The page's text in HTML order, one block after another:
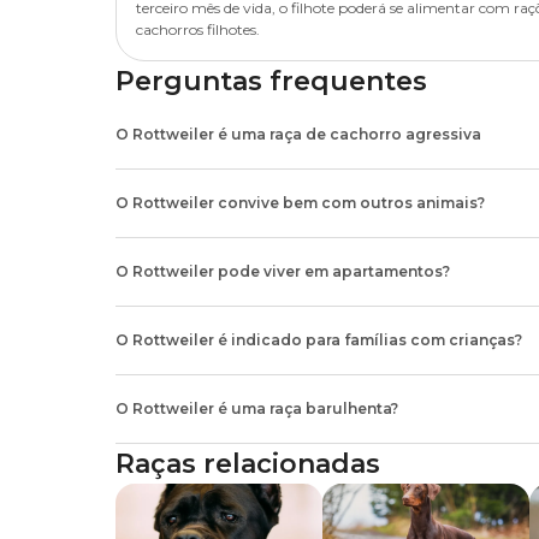
terceiro mês de vida, o filhote poderá se alimentar com
cachorros filhotes.
Perguntas frequentes
O Rottweiler é uma raça de cachorro agressiva
ele desenvolva a agressividade quando adultos, o ideal é fazer
O Rottweiler convive bem com outros animais?
entre os pets, garantindo que a relação entre eles seja pacífica
O Rottweiler pode viver em apartamentos?
isso, você precisa se comprometer em oferecer estímulos
O Rottweiler é indicado para famílias com crianças?
que as brincadeiras e interações aconteçam com a
O Rottweiler é uma raça barulhenta?
Não. Os Rottweilers
são animais pouco vocais.
alguma situação que eles entendem que possa causar risco ao
Raças relacionadas